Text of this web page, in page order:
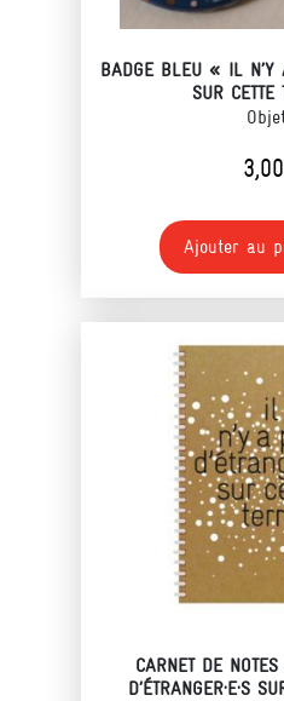
BADGE BLEU « IL N’Y
SUR
3,00
Ajouter au
CARNET DE
D’ÉTRANGER·E·S